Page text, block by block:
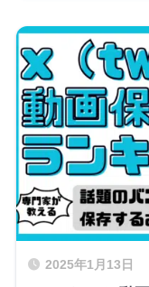
2025年1月13日